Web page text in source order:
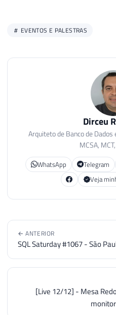
EVENTOS E PALESTRAS
Dirceu
Arquiteto de Banco de Dados
MCSA,
WhatsApp
Telegram
Veja
← ANTERIOR
SQL Saturday #1067 - São
[Live 12/12] - Mesa